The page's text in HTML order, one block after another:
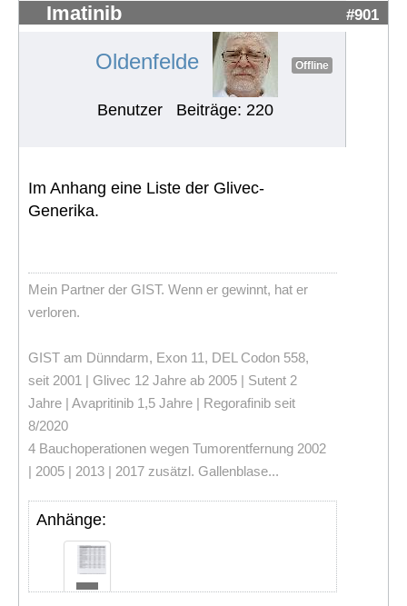
Imatinib #901
Oldenfelde Offline
Benutzer Beiträge: 220
Im Anhang eine Liste der Glivec-
Generika.
Mein Partner der GIST. Wenn er gewinnt, hat er
verloren.
GIST am Dünndarm, Exon 11, DEL Codon 558,
seit 2001 | Glivec 12 Jahre ab 2005 | Sutent 2
Jahre | Avapritinib 1,5 Jahre | Regorafinib seit
8/2020
4 Bauchoperationen wegen Tumorentfernung 2002
| 2005 | 2013 | 2017 zusätzl. Gallenblase...
Anhänge: